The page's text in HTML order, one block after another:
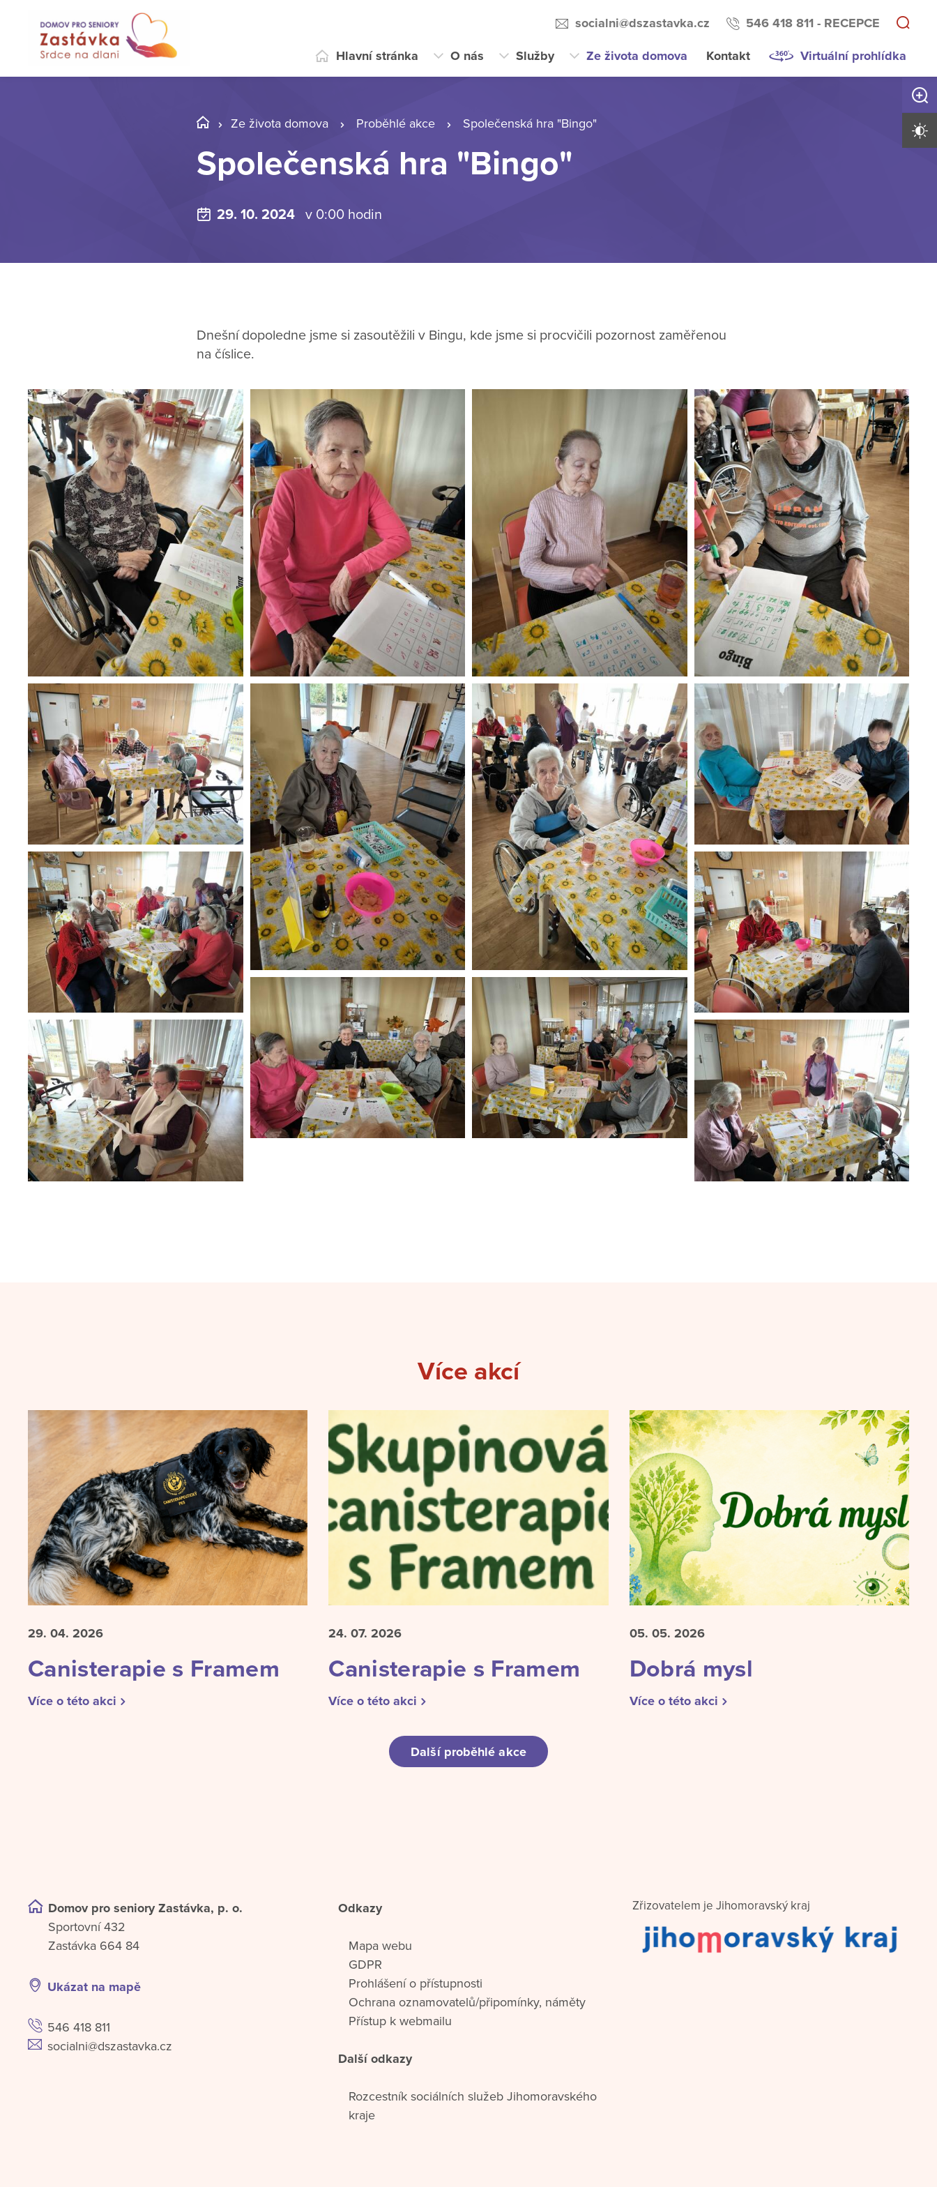
socialni@dszastavka.cz 546 418 811 - RECEPCE
Hlavní stránka O nás Služby Ze života domova Kontakt Virtuální prohlídka
Ze života domova Proběhlé akce Společenská hra "Bingo"
Společenská hra "Bingo"
29. 10. 2024 v 0:00 hodin
Dnešní dopoledne jsme si zasoutěžili v Bingu, kde jsme si procvičili pozornost zaměřenou
na číslice.
Více akcí
29. 04. 2026
Canisterapie s Framem
Více o této akci
24. 07.2026
Canisterapie s Framem
Více o této akci
05. 05. 2026
Dobrá mysl
Více o této akci
Další proběhlé akce
Domov pro seniory Zastávka, p. o.
Sportovní 432
Zastávka 664 84
Ukázat na mapě
546 418 811
socialni@dszastavka.cz
Odkazy
Mapa webu
GDPR
Prohlášení o přístupnosti
Ochrana oznamovatelů/připomínky, náměty
Přístup k webmailu
Další odkazy
Rozcestník sociálních služeb Jihomoravského
kraje
Zřizovatelem je Jihomoravský kraj